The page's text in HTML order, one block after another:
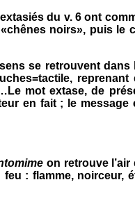
du v. 6 ont
noirs», puis le
se retrouvent dans
mot extase, de
en fait ; le message
on retrouve
: flamme, noirceur,